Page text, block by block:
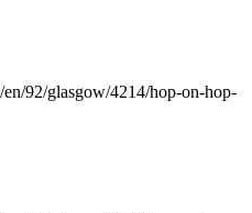
92/glasgow/4214/hop-on-hop-